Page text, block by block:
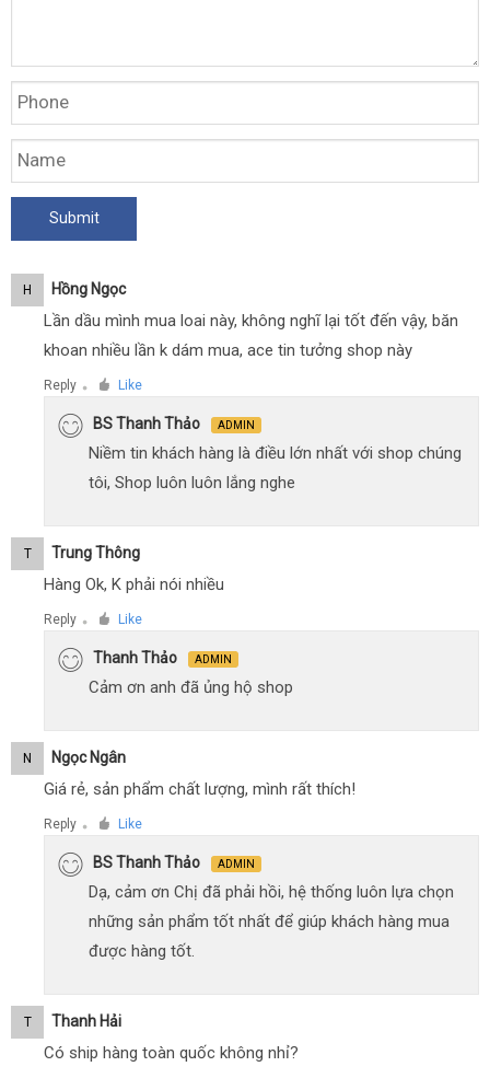
H Hồng Ngọc
Lần dầu mình mua loai này, không nghĩ lại tốt đến vậy, băn
khoan nhiều lần k dám mua, ace tin tưởng shop này
Reply ● Like
BS Thanh Thảo ADMIN
Niềm tin khách hàng là điều lớn nhất với shop chúng
tôi, Shop luôn luôn lắng nghe
T Trung Thông
Hàng Ok, K phải nói nhiều
Reply ● Like
Thanh Thảo ADMIN
Cảm ơn anh đã ủng hộ shop
N Ngọc Ngân
Giá rẻ, sản phẩm chất lượng, mình rất thích!
Reply ● Like
BS Thanh Thảo ADMIN
Dạ, cảm ơn Chị đã phải hồi, hệ thống luôn lựa chọn
những sản phẩm tốt nhất để giúp khách hàng mua
được hàng tốt.
T Thanh Hải
Có ship hàng toàn quốc không nhỉ?